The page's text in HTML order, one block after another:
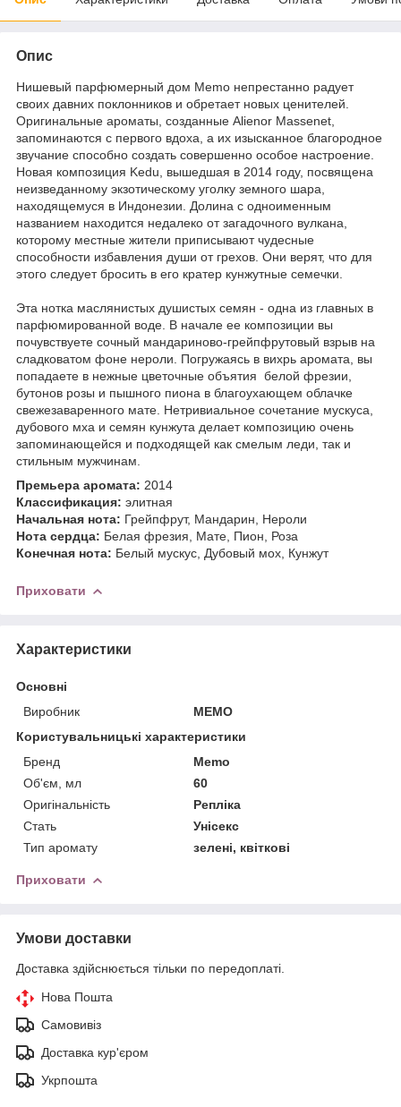
Опис
Нишевый парфюмерный дом Memo непрестанно радует
своих давних поклонников и обретает новых ценителей.
Оригинальные ароматы, созданные Alienor Massenet,
запоминаются с первого вдоха, а их изысканное благородное
звучание способно создать совершенно особое настроение.
Новая композиция Kedu, вышедшая в 2014 году, посвящена
неизведанному экзотическому уголку земного шара,
находящемуся в Индонезии. Долина с одноименным
названием находится недалеко от загадочного вулкана,
которому местные жители приписывают чудесные
способности избавления души от грехов. Они верят, что для
этого следует бросить в его кратер кунжутные семечки.
Эта нотка маслянистых душистых семян - одна из главных в
парфюмированной воде. В начале ее композиции вы
почувствуете сочный мандариново-грейпфрутовый взрыв на
сладковатом фоне нероли. Погружаясь в вихрь аромата, вы
попадаете в нежные цветочные объятия белой фрезии,
бутонов розы и пышного пиона в благоухающем облачке
свежезаваренного мате. Нетривиальное сочетание мускуса,
дубового мха и семян кунжута делает композицию очень
запоминающейся и подходящей как смелым леди, так и
стильным мужчинам.
Премьера аромата: 2014
Классификация: элитная
Начальная нота: Грейпфрут, Мандарин, Нероли
Нота сердца: Белая фрезия, Мате, Пион, Роза
Конечная нота: Белый мускус, Дубовый мох, Кунжут
Приховати
Характеристики
Основні
Виробник
MEMO
Користувальницькі характеристики
Бренд
Memo
Об'єм, мл
60
Оригінальність
Репліка
Стать
Унісекс
Тип аромату
зелені, квіткові
Приховати
Умови доставки
Доставка здійснюється тільки по передоплаті.
Нова Пошта
Самовивіз
Доставка кур'єром
Укрпошта